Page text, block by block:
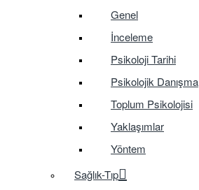
Genel
İnceleme
Psikoloji Tarihi
Psikolojik Danışma
Toplum Psikolojisi
Yaklaşımlar
Yöntem
Sağlık-Tıp